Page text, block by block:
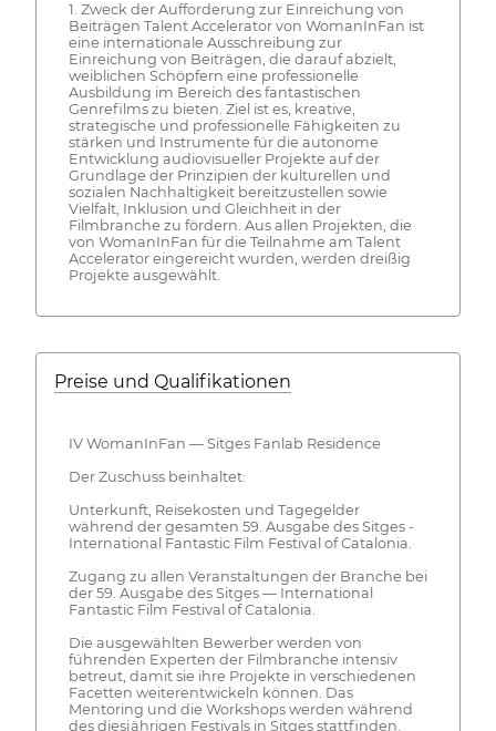
1. Zweck der Aufforderung zur Einreichung von
Beiträgen Talent Accelerator von WomanInFan ist
eine internationale Ausschreibung zur
Einreichung von Beiträgen, die darauf abzielt,
weiblichen Schöpfern eine professionelle
Ausbildung im Bereich des fantastischen
Genrefilms zu bieten. Ziel ist es, kreative,
strategische und professionelle Fähigkeiten zu
stärken und Instrumente für die autonome
Entwicklung audiovisueller Projekte auf der
Grundlage der Prinzipien der kulturellen und
sozialen Nachhaltigkeit bereitzustellen sowie
Vielfalt, Inklusion und Gleichheit in der
Filmbranche zu fördern. Aus allen Projekten, die
von WomanInFan für die Teilnahme am Talent
Accelerator eingereicht wurden, werden dreißig
Projekte ausgewählt.
Preise und Qualifikationen
IV WomanInFan — Sitges Fanlab Residence
Der Zuschuss beinhaltet:
Unterkunft, Reisekosten und Tagegelder
während der gesamten 59. Ausgabe des Sitges -
International Fantastic Film Festival of Catalonia.
Zugang zu allen Veranstaltungen der Branche bei
der 59. Ausgabe des Sitges — International
Fantastic Film Festival of Catalonia.
Die ausgewählten Bewerber werden von
führenden Experten der Filmbranche intensiv
betreut, damit sie ihre Projekte in verschiedenen
Facetten weiterentwickeln können. Das
Mentoring und die Workshops werden während
des diesjährigen Festivals in Sitges stattfinden.